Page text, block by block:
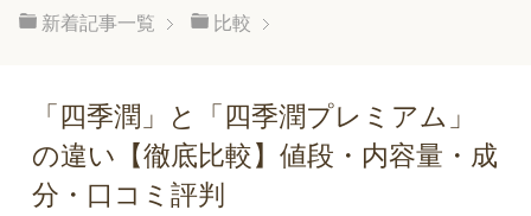
新着記事一覧
比較
「四季潤」と「四季潤プレミアム」
の違い【徹底比較】値段・内容量・成
分・口コミ評判